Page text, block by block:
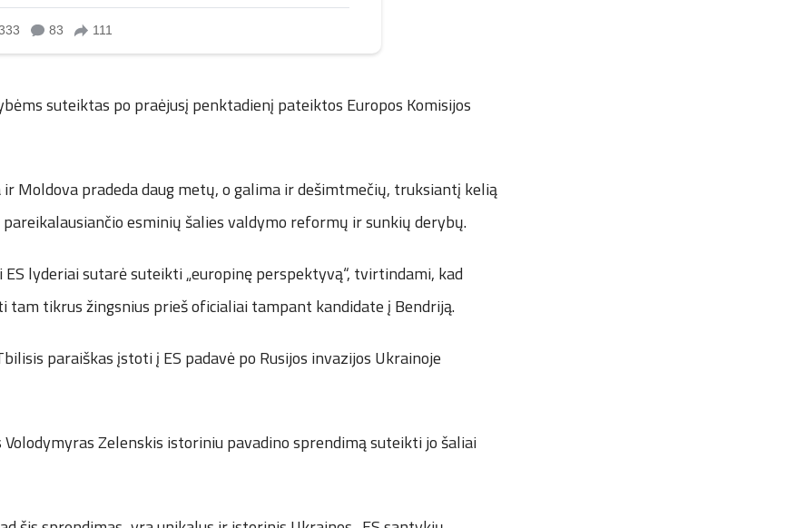
suteiktas po praėjusį penktadienį pateiktos Europos Komisijos
ir Moldova pradeda daug metų, o galima ir dešimtmečių, truksiantį kelią
esminių šalies valdymo reformų ir sunkių derybų.
lyderiai sutarė suteikti „europinę perspektyvą“, tvirtindami, kad
tikrus žingsnius prieš oficialiai tampant kandidate į Bendriją.
paraiškas įstoti į ES padavė po Rusijos invazijos Ukrainoje
Zelenskis istoriniu pavadino sprendimą suteikti jo šaliai